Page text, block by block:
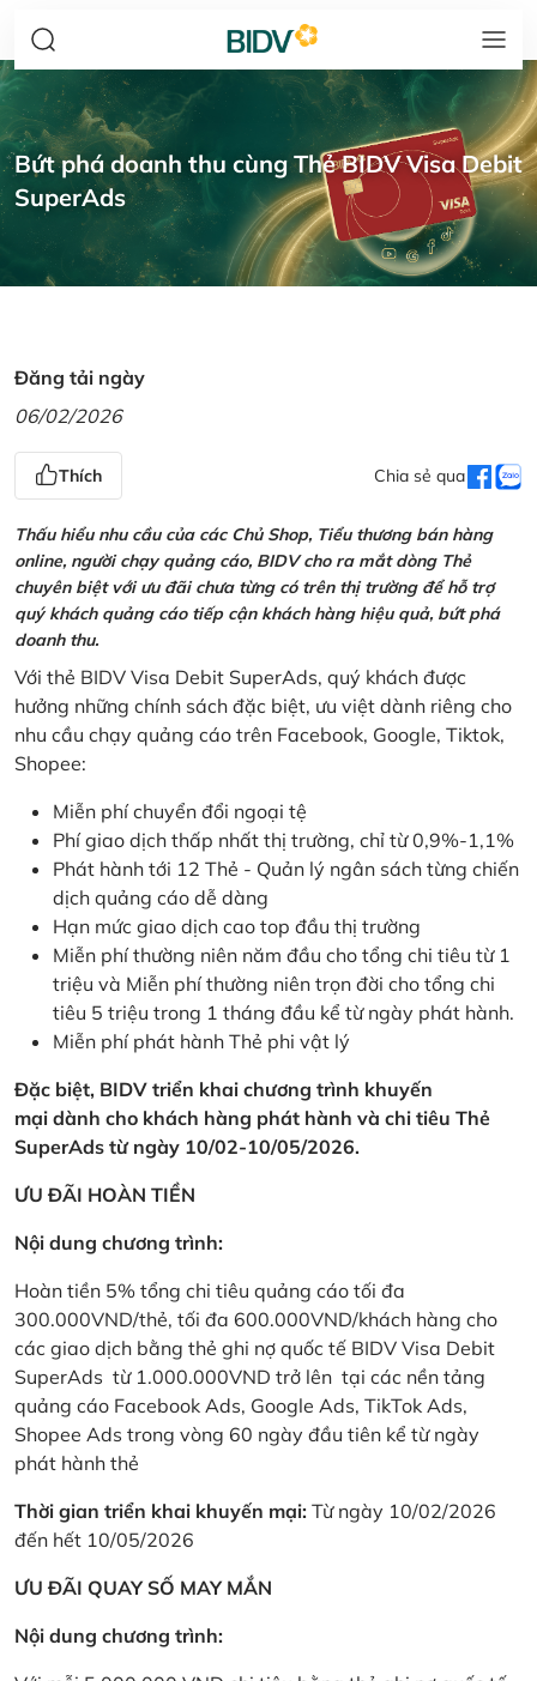
Bứt phá doanh thu cùng Thẻ BIDV Visa Debit
SuperAds
Đăng tải ngày
06/02/2026
Thích Chia sẻ qua
Thấu hiểu nhu cầu của các Chủ Shop, Tiểu thương bán hàng
online, người chạy quảng cáo, BIDV cho ra mắt dòng Thẻ
chuyên biệt với ưu đãi chưa từng có trên thị trường để hỗ trợ
quý khách quảng cáo tiếp cận khách hàng hiệu quả, bứt phá
doanh thu.
Với thẻ BIDV Visa Debit SuperAds, quý khách được
hưởng những chính sách đặc biệt, ưu việt dành riêng cho
nhu cầu chạy quảng cáo trên Facebook, Google, Tiktok,
Shopee:
Miễn phí chuyển đổi ngoại tệ
Phí giao dịch thấp nhất thị trường, chỉ từ 0,9%-1,1%
Phát hành tới 12 Thẻ - Quản lý ngân sách từng chiến
dịch quảng cáo dễ dàng
Hạn mức giao dịch cao top đầu thị trường
Miễn phí thường niên năm đầu cho tổng chi tiêu từ 1
triệu và Miễn phí thường niên trọn đời cho tổng chi
tiêu 5 triệu trong 1 tháng đầu kể từ ngày phát hành.
Miễn phí phát hành Thẻ phi vật lý
Đặc biệt, BIDV triển khai chương trình khuyến
mại dành cho khách hàng phát hành và chi tiêu Thẻ
SuperAds từ ngày 10/02-10/05/2026.
ƯU ĐÃI HOÀN TIỀN
Nội dung chương trình:
Hoàn tiền 5% tổng chi tiêu quảng cáo tối đa
300.000VND/thẻ, tối đa 600.000VND/khách hàng cho
các giao dịch bằng thẻ ghi nợ quốc tế BIDV Visa Debit
SuperAds từ 1.000.000VND trở lên tại các nền tảng
quảng cáo Facebook Ads, Google Ads, TikTok Ads,
Shopee Ads trong vòng 60 ngày đầu tiên kể từ ngày
phát hành thẻ
Thời gian triển khai khuyến mại: Từ ngày 10/02/2026
đến hết 10/05/2026
ƯU ĐÃI QUAY SỐ MAY MẮN
Nội dung chương trình: